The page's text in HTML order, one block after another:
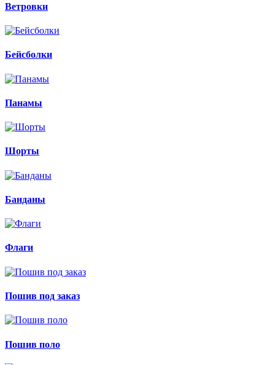
Ветровки
Бейсболки
Панамы
Шорты
Банданы
Флаги
Пошив под заказ
Пошив поло